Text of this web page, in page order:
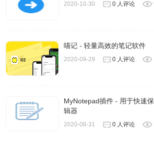
4)在左栏目录树中选中某文件夹-> 右键->
2020-10-30 0 人评论
喵记 - 轻量高效的笔记软件
2020-09-29 0 人评论
MyNotepad插件 - 用于快速
辑器
2020-08-31 0 人评论